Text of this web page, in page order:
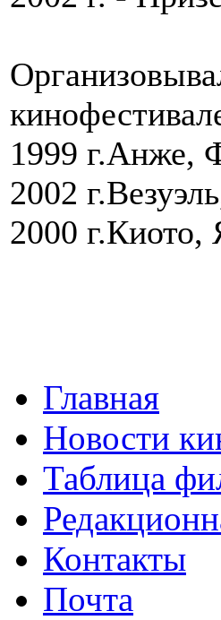
1999 г.Анже,
2002
2000 г.Киото,
Главная
Новости
Таблица
Контакты
Почта